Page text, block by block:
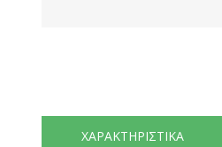
ΧΑΡΑΚΤΗΡΙΣΤΙΚΆ